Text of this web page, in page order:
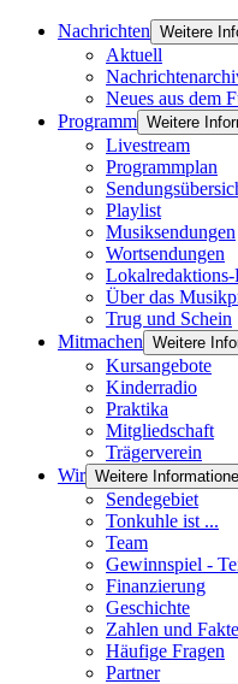
Nachrichten Weitere
Aktuell
Neues aus dem
Programm Weitere
Livestream
Programmplan
Playlist
Musiksendungen
Wortsendungen
Lokalredaktions-
Über das
Trug und Schein
Mitmachen Weitere
Kursangebote
Kinderradio
Praktika
Mitgliedschaft
Trägerverein
Wir Weitere
Sendegebiet
Tonkuhle ist ...
Team
Gewinnspiel -
Finanzierung
Geschichte
Zahlen und
Häufige Fragen
Partner